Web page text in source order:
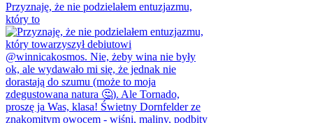
Przyznaję, że nie podzielałem entuzjazmu,
który to